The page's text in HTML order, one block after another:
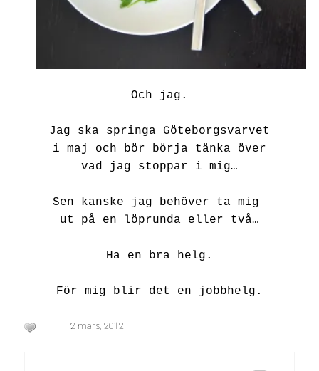
Och jag.
Jag ska springa Göteborgsvarvet
i maj och bör börja tänka över
vad jag stoppar i mig…
Sen kanske jag behöver ta mig
ut på en löprunda eller två…
Ha en bra helg.
För mig blir det en jobbhelg.
2 mars, 2012